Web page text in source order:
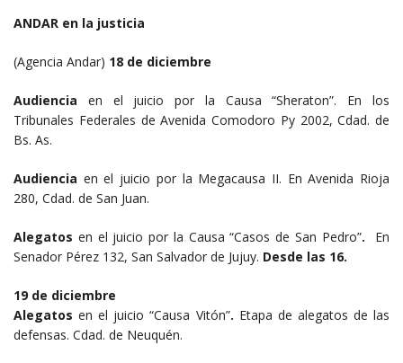
ANDAR en la justicia
(Agencia Andar) 18 de diciembre
Audiencia en el juicio por la Causa “Sheraton”. En los
Tribunales Federales de Avenida Comodoro Py 2002, Cdad. de
Bs. As.
Audiencia en el juicio por la Megacausa II. En Avenida Rioja
280, Cdad. de San Juan.
Alegatos en el juicio por la Causa “Casos de San Pedro”. En
Senador Pérez 132, San Salvador de Jujuy. Desde las 16.
19 de diciembre
Alegatosen el juicio “Causa Vitón”. Etapa de alegatos de las
defensas. Cdad. de Neuquén.